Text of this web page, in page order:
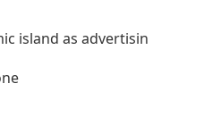
island as advertisin